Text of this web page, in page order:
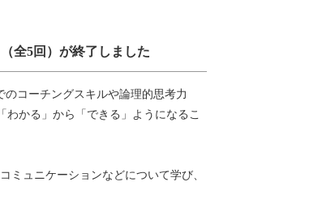
全5回）が終了しました
コーチングスキルや論理的思考力
わかる」から「できる」ようになるこ
ュニケーションなどについて学び、